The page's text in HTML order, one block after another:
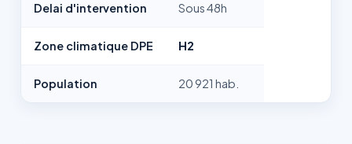
Delai d'intervention Sous 48h
Zone climatique DPE H2
Population 20 921 hab.